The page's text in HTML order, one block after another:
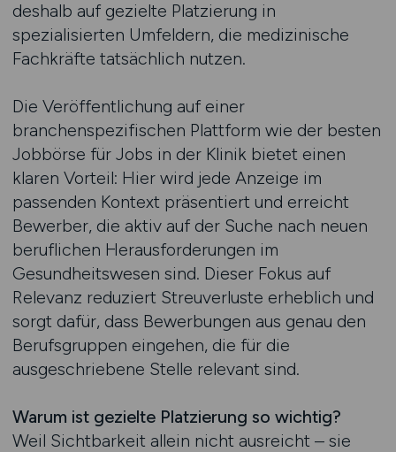
deshalb auf gezielte Platzierung in
spezialisierten Umfeldern, die medizinische
Fachkräfte tatsächlich nutzen.
Die Veröffentlichung auf einer
branchenspezifischen Plattform wie der besten
Jobbörse für Jobs in der Klinik bietet einen
klaren Vorteil: Hier wird jede Anzeige im
passenden Kontext präsentiert und erreicht
Bewerber, die aktiv auf der Suche nach neuen
beruflichen Herausforderungen im
Gesundheitswesen sind. Dieser Fokus auf
Relevanz reduziert Streuverluste erheblich und
sorgt dafür, dass Bewerbungen aus genau den
Berufsgruppen eingehen, die für die
ausgeschriebene Stelle relevant sind.
Warum ist gezielte Platzierung so wichtig?
Weil Sichtbarkeit allein nicht ausreicht – sie